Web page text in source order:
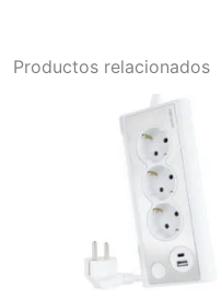
Productos relacionados